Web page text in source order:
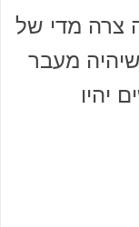
צרה מדי של
שיהיה מעבר
יהיו